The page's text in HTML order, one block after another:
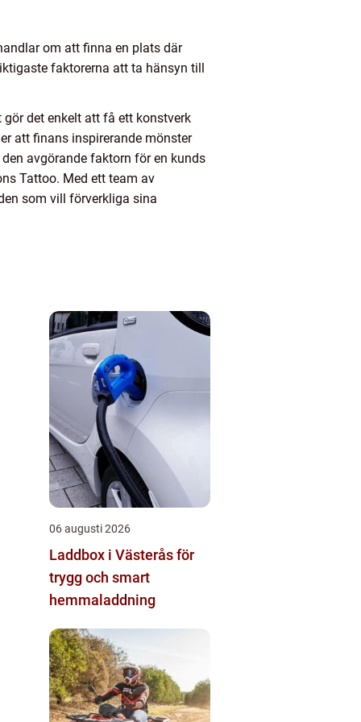
om att finna en plats där
faktorerna att ta hänsyn till
det enkelt att få ett konstverk
att finans inspirerande mönster
avgörande faktorn för en kunds
Tattoo. Med ett team av
som vill förverkliga sina
06 augusti 2026
Laddbox i Västerås för
trygg och smart
hemmaladdning